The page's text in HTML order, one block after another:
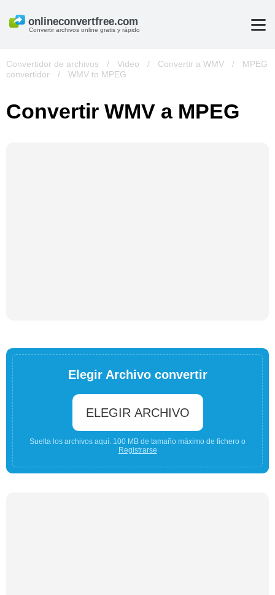
Convertir archivos online gratis y rápido
Convertidor de archivos / Video / Convertir a WMV /
MPEG
convertidor
/ WMV to MPEG
Convertir WMV a MPEG
Elegir Archivo convertir
ELEGIR ARCHIVO
Suelta los archivos aquí. 100 MB de tamaño máximo de fichero o
Registrarse